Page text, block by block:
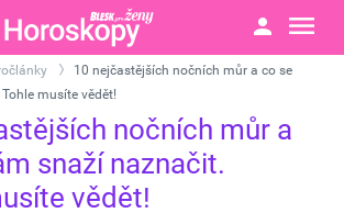
10 nejčastějších nočních můr a co se
musíte vědět!
nočních můr a
snaží naznačit.
vědět!